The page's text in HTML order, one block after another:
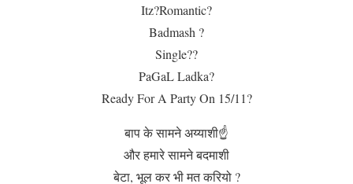
Itz?Romantic?
Badmash ?
Single??
PaGaL Ladka?
Ready For A Party On 15/11?
बाप के सामने अय्याशी☝️
और हमारे सामने बदमाशी
बेटा, भूल कर भी मत करियो ?